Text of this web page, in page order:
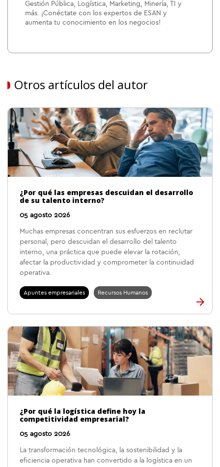
Gestión Pública, Logística, Marketing, Minería, TI y
más. ¡Conéctate con los expertos de ESAN y
aumenta tu conocimiento en los negocios!
Otros artículos del autor
¿Por qué las empresas descuidan el desarrollo
de su talento interno?
05 agosto 2026
Muchas empresas concentran sus esfuerzos en reclutar
personal, pero descuidan el desarrollo del talento
interno, una práctica que puede elevar la rotación,
afectar la productividad y comprometer la continuidad
operativa.
Apuntes empresariales Recursos Humanos
¿Por qué la logística define hoy la
competitividad empresarial?
05 agosto 2026
La transformación tecnológica, la sostenibilidad y la
eficiencia operativa han convertido a la logística en un